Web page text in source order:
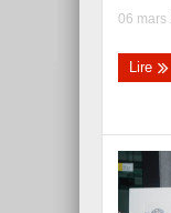
06 mars
Lire